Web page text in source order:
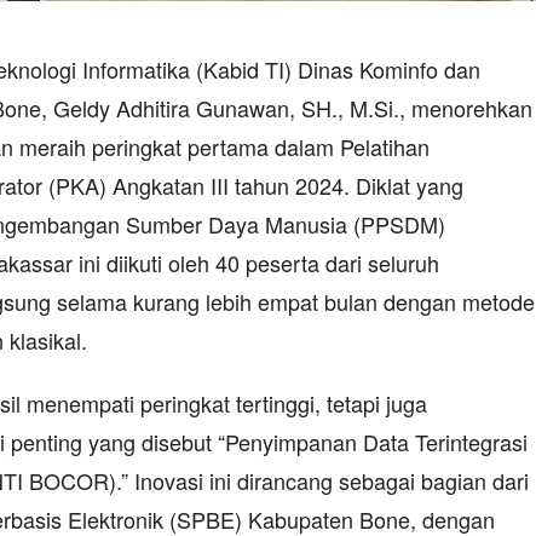
Informatika (Kabid TI) Dinas Kominfo dan
Geldy Adhitira Gunawan, SH., M.Si., menorehkan
meraih peringkat pertama dalam Pelatihan
(PKA) Angkatan III tahun 2024. Diklat yang
Sumber Daya Manusia (PPSDM)
ini diikuti oleh 40 peserta dari seluruh
selama kurang lebih empat bulan dengan metode
klasikal.
menempati peringkat tertinggi, tetapi juga
yang disebut “Penyimpanan Data Terintegrasi
BOCOR).” Inovasi ini dirancang sebagai bagian dari
Elektronik (SPBE) Kabupaten Bone, dengan